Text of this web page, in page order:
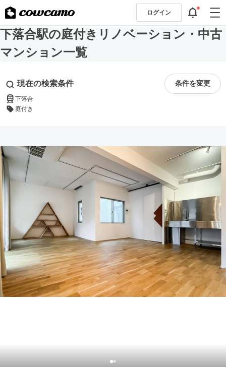
ログイン
下落合駅の庭付きリノベーション・中古
マンション一覧
現在の検索条件 条件を変更
下落合
庭付き